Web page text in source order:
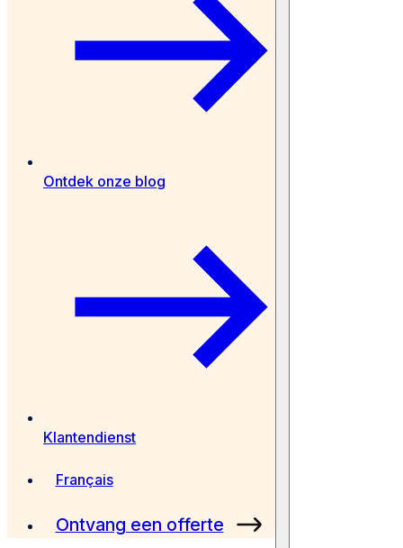
Ontdek onze blog
Klantendienst
Français
Ontvang een offerte